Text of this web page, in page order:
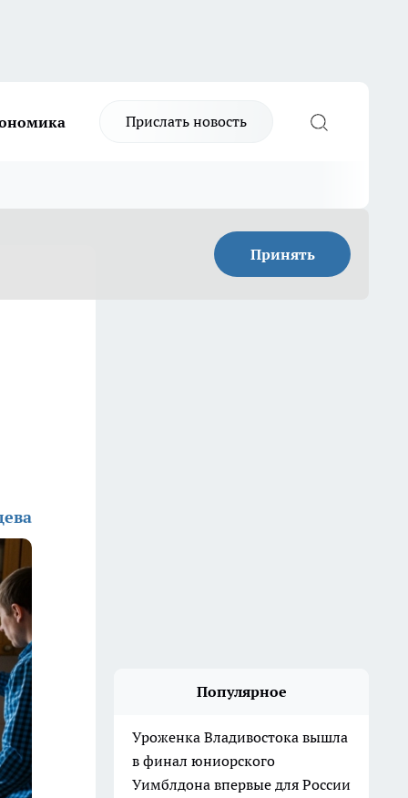
Прислать новость
Принять
Популярное
Уроженка Владивостока вышла
в финал юниорского
Уимблдона впервые для России